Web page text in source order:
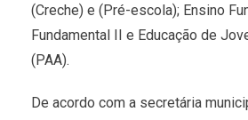
(Creche) e (Pré-escola); Ensino
Fundamental II e Educação de
(PAA).
De acordo com a secretária